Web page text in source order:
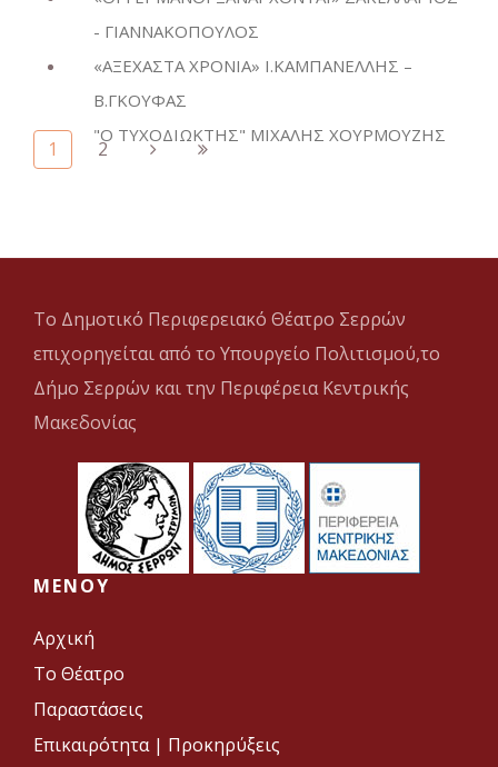
- ΓΙΑΝΝΑΚΟΠΟΥΛΟΣ
«ΑΞΕΧΑΣΤΑ ΧΡΟΝΙΑ» Ι.ΚΑΜΠΑΝΕΛΛΗΣ –
Β.ΓΚΟΥΦΑΣ
"Ο ΤΥΧΟΔΙΩΚΤΗΣ" ΜΙΧΑΛΗΣ ΧΟΥΡΜΟΥΖΗΣ
1 2
Το Δημοτικό Περιφερειακό Θέατρο Σερρών
επιχορηγείται από το Υπουργείο Πολιτισμού,το
Δήμο Σερρών και την Περιφέρεια Κεντρικής
Μακεδονίας
MENOY
Αρχική
Το Θέατρο
Παραστάσεις
Επικαιρότητα | Προκηρύξεις